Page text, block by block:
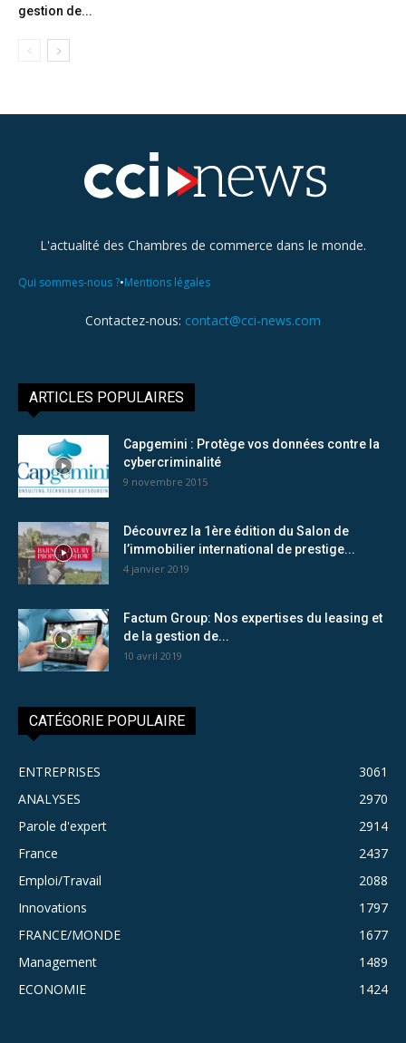
gestion de...
L'actualité des Chambres de commerce dans le monde.
Qui sommes-nous ?•Mentions légales
Contactez-nous: contact@cci-news.com
ARTICLES POPULAIRES
Capgemini : Protège vos données contre la
cybercriminalité
9 novembre 2015
Découvrez la 1ère édition du Salon de
l’immobilier international de prestige...
4 janvier 2019
Factum Group: Nos expertises du leasing et
de la gestion de...
10 avril 2019
CATÉGORIE POPULAIRE
ENTREPRISES
3061
ANALYSES
2970
Parole d'expert
2914
France
2437
Emploi/Travail
2088
Innovations
1797
FRANCE/MONDE
1677
Management
1489
ECONOMIE
1424